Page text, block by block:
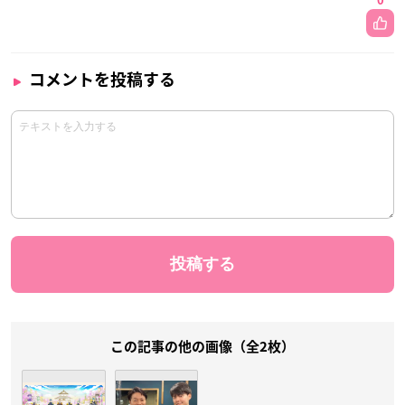
コメントを投稿する
この記事の他の画像（全2枚）